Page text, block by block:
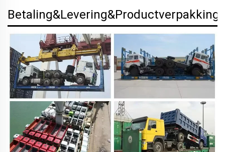
Betaling&Levering&Productverpakking